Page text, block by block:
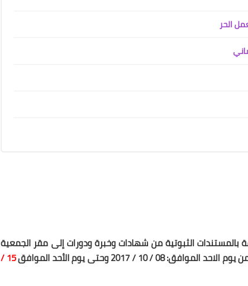
الحر
الثبوتية من شهادات وخبرة ودورات إلى مقر الجمعية
2017 وحتى يوم الأحد الموافق
15 /